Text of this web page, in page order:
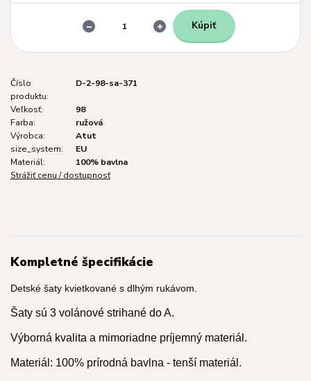
Kúpiť
Číslo
produktu:
D-2-98-sa-371
Veľkosť:
98
Farba:
ružová
Výrobca:
Atut
size_system:
EU
Materiál:
100% bavlna
Strážiť cenu / dostupnosť
Kompletné špecifikácie
Detské šaty kvietkované s dlhým rukávom.
Šaty sú 3 volánové strihané do A.
Výborná kvalita a mimoriadne príjemný materiál.
Materiál: 100% prírodná bavlna - tenší materiál.